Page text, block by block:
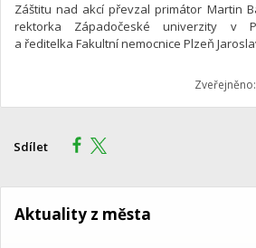
Záštitu nad akcí převzal primátor Martin
rektorka Západočeské univerzity v
a ředitelka Fakultní nemocnice Plzeň
Sdílet
Aktuality z města